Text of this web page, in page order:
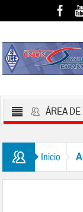
ÁREA
Inicio